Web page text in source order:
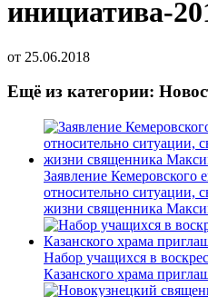
инициатива-
от 25.06.2018
Ещё из категории:
Заявление Кемеровского
относительно ситуации,
жизни священника
Набор учащихся в
Казанского храма